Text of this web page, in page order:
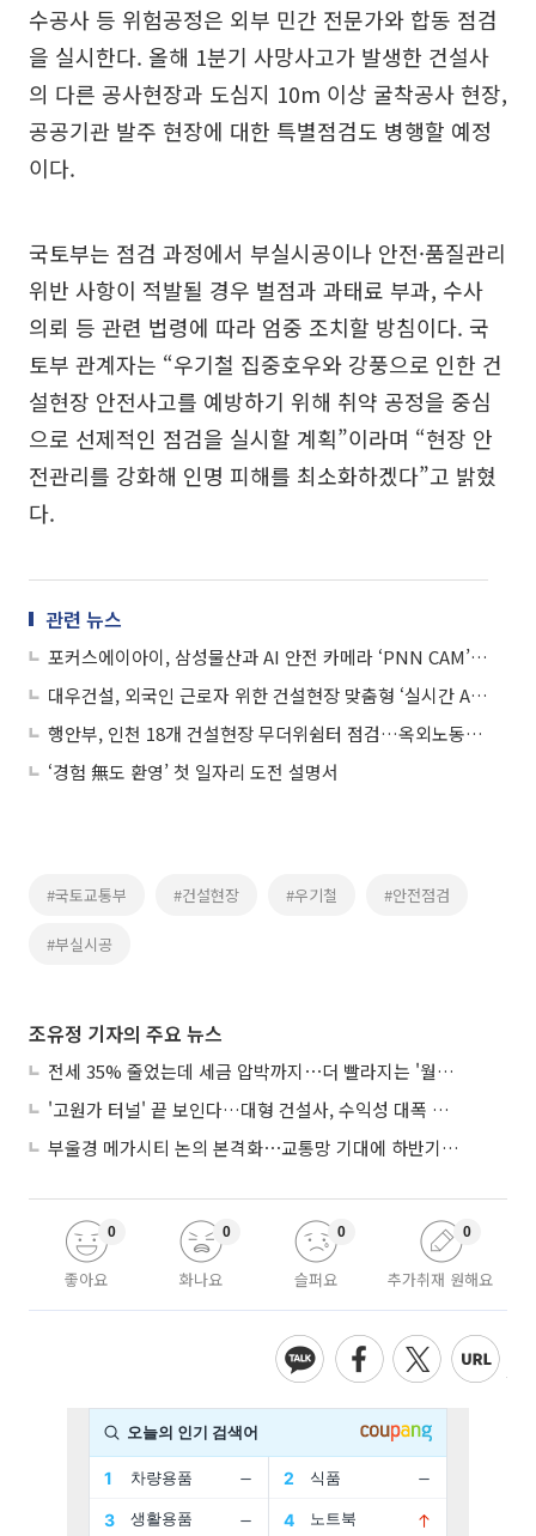
수공사 등 위험공정은 외부 민간 전문가와 합동 점검
을 실시한다. 올해 1분기 사망사고가 발생한 건설사
의 다른 공사현장과 도심지 10m 이상 굴착공사 현장,
공공기관 발주 현장에 대한 특별점검도 병행할 예정
이다.
국토부는 점검 과정에서 부실시공이나 안전·품질관리
위반 사항이 적발될 경우 벌점과 과태료 부과, 수사
의뢰 등 관련 법령에 따라 엄중 조치할 방침이다. 국
토부 관계자는 “우기철 집중호우와 강풍으로 인한 건
설현장 안전사고를 예방하기 위해 취약 공정을 중심
으로 선제적인 점검을 실시할 계획”이라며 “현장 안
전관리를 강화해 인명 피해를 최소화하겠다”고 밝혔
다.
관련 뉴스
포커스에이아이, 삼성물산과 AI 안전 카메라 ‘PNN CAM’ 시연
대우건설, 외국인 근로자 위한 건설현장 맞춤형 ‘실시간 AI 번역기’ 개발
행안부, 인천 18개 건설현장 무더위쉼터 점검…옥외노동자 안전 강화
‘경험 無도 환영’ 첫 일자리 도전 설명서
#국토교통부 #건설현장 #우기철 #안전점검
#부실시공
조유정 기자의 주요 뉴스
전세 35% 줄었는데 세금 압박까지⋯더 빨라지는 '월세화'
'고원가 터널' 끝 보인다…대형 건설사, 수익성 대폭 개선
부울경 메가시티 논의 본격화⋯교통망 기대에 하반기 분양시장 '주목'
좋아요
0
화나요
0
슬퍼요
0
추가취재 원해요
0